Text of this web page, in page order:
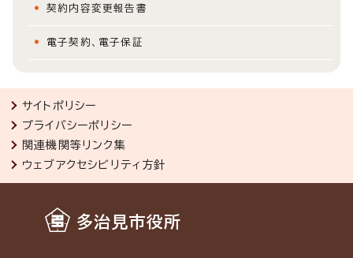
契約内容変更報告書
電子契約、電子保証
サイトポリシー
プライバシーポリシー
関連機関等リンク集
ウェブアクセシビリティ方針
多治見市役所